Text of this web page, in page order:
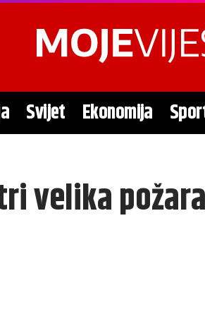
Svijet Ekonomija
velika